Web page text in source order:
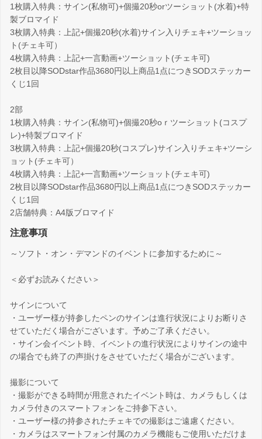
1枚購入特典：サイン(私物可)+個撮20秒orツーショット(水着)+特
製ブロマイド
3枚購入特典：上記+個撮20秒(水着)サイン入りチェキ+ツーショッ
ト(チェキ可）
4枚購入特典：上記+一言動画+ツーショット(チェキ可)
2枚目以降SODstar作品3680円以上商品1点につきSODステッカー
くじ1回
2部
1枚購入特典：サイン(私物可)+個撮20秒oｒツーショット(コスプ
レ)+特製ブロマイド
3枚購入特典：上記+個撮20秒(コスプレ)サイン入りチェキ+ツーシ
ョット(チェキ可）
4枚購入特典：上記+一言動画+ツーショット(チェキ可)
2枚目以降SODstar作品3680円以上商品1点につきSODステッカー
くじ1回
2店舗特典：A4版ブロマイド
注意事項
～ソフト・オン・デマンドのイベントに参加するために～
＜必ずお読みください＞
サインについて
・ユーザー様が持参したペンのサインは進行状況によりお断りさ
せていただく場合がございます。予めご了承ください。
・サイン会イベント時、イベントの進行状況によりサインの途中
の場合でも終了の声掛けをさせていただく場合がございます。
撮影について
・撮影ができる時間が用意されたイベント時は、カメラもしくは
カメラ付きのスマートフォンをご持参下さい。
・ユーザー様の持参されたチェキでの撮影はご遠慮ください。
・カメラはスマートフォン付属のカメラ機能もご使用いただけま